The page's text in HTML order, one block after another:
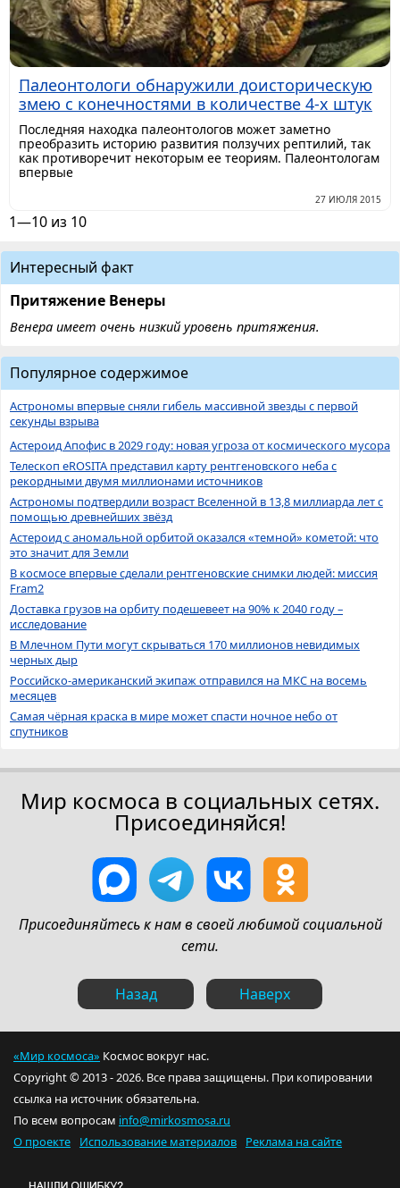
Палеонтологи обнаружили доисторическую
змею с конечностями в количестве 4-х штук
Последняя находка палеонтологов может заметно
преобразить историю развития ползучих рептилий, так
как противоречит некоторым ее теориям. Палеонтологам
впервые
27 ИЮЛЯ 2015
1—10 из 10
Интересный факт
Притяжение Венеры
Венера имеет очень низкий уровень притяжения.
Популярное содержимое
Астрономы впервые сняли гибель массивной звезды с первой
секунды взрыва
Астероид Апофис в 2029 году: новая угроза от космического мусора
Телескоп eROSITA представил карту рентгеновского неба с
рекордными двумя миллионами источников
Астрономы подтвердили возраст Вселенной в 13,8 миллиарда лет с
помощью древнейших звёзд
Астероид с аномальной орбитой оказался «темной» кометой: что
это значит для Земли
В космосе впервые сделали рентгеновские снимки людей: миссия
Fram2
Доставка грузов на орбиту подешевеет на 90% к 2040 году –
исследование
В Млечном Пути могут скрываться 170 миллионов невидимых
черных дыр
Российско-американский экипаж отправился на МКС на восемь
месяцев
Самая чёрная краска в мире может спасти ночное небо от
спутников
Мир космоса в социальных сетях.
Присоединяйся!
Присоединяйтесь к нам в своей любимой социальной
сети.
Назад Наверх
«Мир космоса» Космос вокруг нас.
Copyright © 2013 - 2026. Все права защищены. При копировании
ссылка на источник обязательна.
По всем вопросам info@mirkosmosa.ru
О проекте
Использование материалов Реклама на сайте